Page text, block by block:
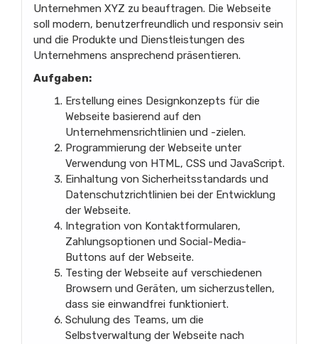
Unternehmen XYZ zu beauftragen. Die Webseite
soll modern, benutzerfreundlich und responsiv sein
und die Produkte und Dienstleistungen des
Unternehmens ansprechend präsentieren.
Aufgaben:
Erstellung eines Designkonzepts für die
Webseite basierend auf den
Unternehmensrichtlinien und -zielen.
Programmierung der Webseite unter
Verwendung von HTML, CSS und JavaScript.
Einhaltung von Sicherheitsstandards und
Datenschutzrichtlinien bei der Entwicklung
der Webseite.
Integration von Kontaktformularen,
Zahlungsoptionen und Social-Media-
Buttons auf der Webseite.
Testing der Webseite auf verschiedenen
Browsern und Geräten, um sicherzustellen,
dass sie einwandfrei funktioniert.
Schulung des Teams, um die
Selbstverwaltung der Webseite nach